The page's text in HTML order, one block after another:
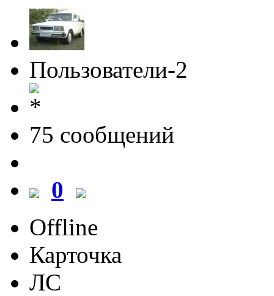
Пользователи-2
75 cообщений
0
Offline
Карточка
ЛС